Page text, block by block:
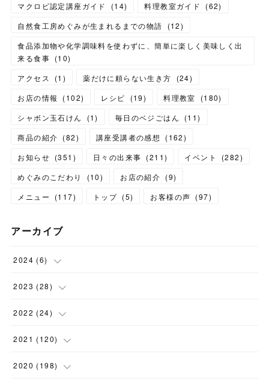
マクロビ認定講座ガイド
(14) 料理教室ガイド (62)
自然食工房めぐみが生まれるまでの物語
(12)
食品添加物や化学調味料を使わずに、簡単に楽しく美味しく出
来る食事 (10)
アクセス
(1 ) 薬だけに頼らない生き方 (24)
お店の情報
(102) レシピ (19) 料理教室 (180)
シャボン玉石けん
(1) 毎日のベジごはん (11)
商品の紹介 (82) 講座受講者の感想 (162)
お知らせ (351 ) 日々の出来事 (211) イベント (282)
めぐみのこだわり
(10) お店の紹介 (9)
メニュー
(117) トップ (5) お客様の声 (97)
アーカイブ
2024 (6)
(1)
(1 )
(1)
( 1 )
2023 (28)
(2)
(1)
(1)
2022 (24)
(5)
(2)
2021 (120)
(12)
2020 (198)